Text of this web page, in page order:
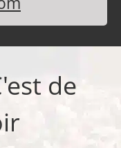
de